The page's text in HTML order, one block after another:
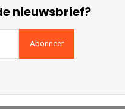
nieuwsbrief?
Abonneer